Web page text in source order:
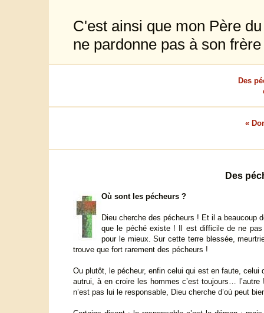
C'est ainsi que mon Père
ne pardonne pas à son
Des
«
Des
Où sont les pécheurs ?
Dieu cherche des pécheurs ! Et il a beaucoup
que le péché existe ! Il est difficile de ne pas
pour le mieux. Sur cette terre blessée,
trouve que fort rarement des pécheurs !
Ou plutôt, le pécheur, enfin celui qui est en faute,
autrui, à en croire les hommes c’est toujours…
n’est pas lui le responsable, Dieu cherche d’où peut